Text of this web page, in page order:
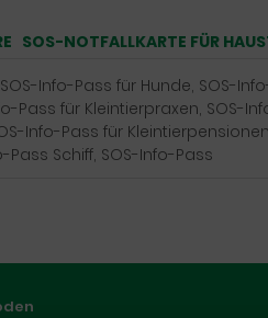
SOS-NOTFALLKARTE FÜR
Info-Pass für Hunde, SOS-
Pass für Kleintierpraxen, SOS-
Info-Pass für
Pass Schiff, SOS-Info-Pass